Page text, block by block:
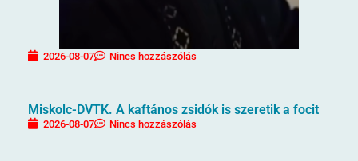
2026-08-07 Nincs hozzászólás
Miskolc-DVTK. A kaftános zsidók is szeretik a focit
2026-08-07 Nincs hozzászólás